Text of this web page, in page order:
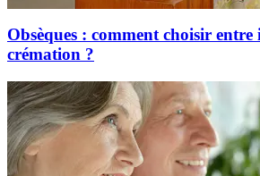
Obsèques : comment choisir
crémation ?